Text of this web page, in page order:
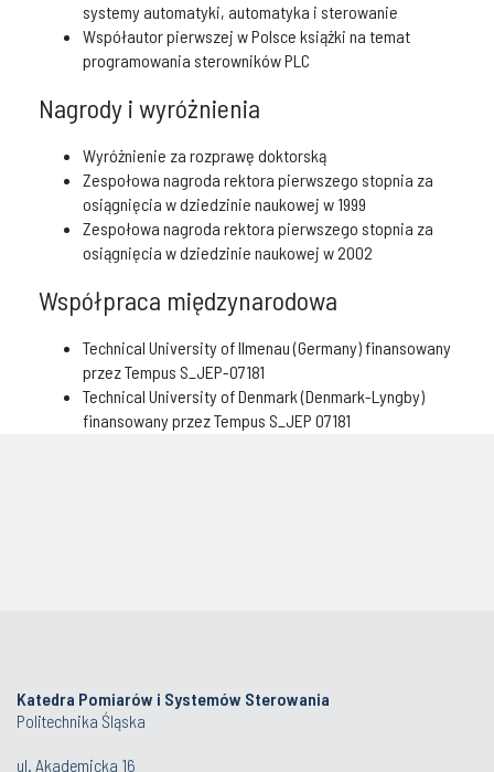
systemy automatyki, automatyka i sterowanie
Współautor pierwszej w Polsce książki na temat
programowania sterowników PLC
Nagrody i wyróżnienia
Wyróżnienie za rozprawę doktorską
Zespołowa nagroda rektora pierwszego stopnia za
osiągnięcia w dziedzinie naukowej w 1999
Zespołowa nagroda rektora pierwszego stopnia za
osiągnięcia w dziedzinie naukowej w 2002
Współpraca międzynarodowa
Technical University of Ilmenau (Germany) finansowany
przez Tempus S_JEP-07181
Technical University of Denmark (Denmark-Lyngby)
finansowany przez Tempus S_JEP 07181
Katedra Pomiarów i Systemów Sterowania
Politechnika Śląska
ul. Akademicka 16